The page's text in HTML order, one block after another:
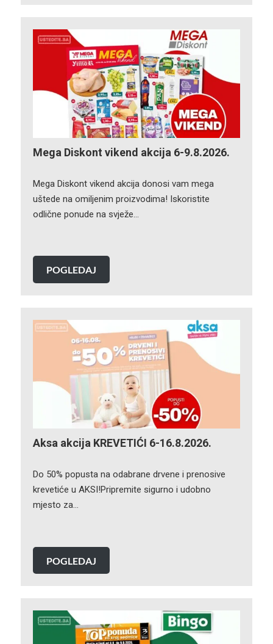
Mega Diskont vikend akcija 6-9.8.2026.
Mega Diskont vikend akcija donosi vam mega
uštede na omiljenim proizvodima! Iskoristite
odlične ponude na svježe…
POGLEDAJ
Aksa akcija KREVETIĆI 6-16.8.2026.
Do 50% popusta na odabrane drvene i prenosive
krevetiće u AKSI!Pripremite sigurno i udobno
mjesto za…
POGLEDAJ